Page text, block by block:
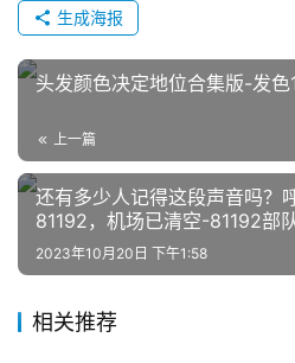
店
营
跨
境
电
登录
生成海报
头发颜色决定地位合集版-发色
上一篇
还有多少人记得这段声音吗？
81192，机场已清空-81192部
2023年10月20日 下午1:58
相关推荐